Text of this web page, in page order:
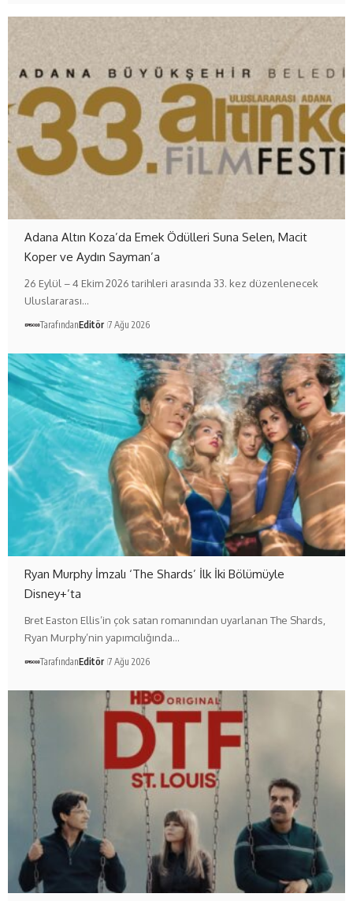
Adana Altın Koza’da Emek Ödülleri Suna Selen, Macit
Koper ve Aydın Sayman’a
26 Eylül – 4 Ekim 2026 tarihleri arasında 33. kez düzenlenecek
Uluslararası…
TarafındanEditör 7 Ağu 2026
Ryan Murphy İmzalı ‘The Shards’ İlk İki Bölümüyle
Disney+’ta
Bret Easton Ellis’in çok satan romanından uyarlanan The Shards,
Ryan Murphy’nin yapımcılığında…
TarafındanEditör 7 Ağu 2026